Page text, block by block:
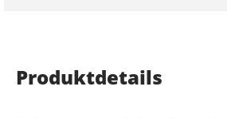
Produktdetails